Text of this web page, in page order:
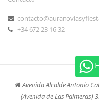
+34 672 23 16 32
Avenida Alcalde Antonio
(Avenida de Las Palmeras)